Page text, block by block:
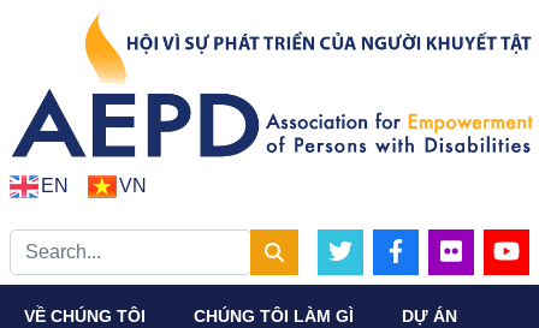
EN VN
VỀ CHÚNG TÔI CHÚNG TÔI LÀM GÌ DỰ ÁN